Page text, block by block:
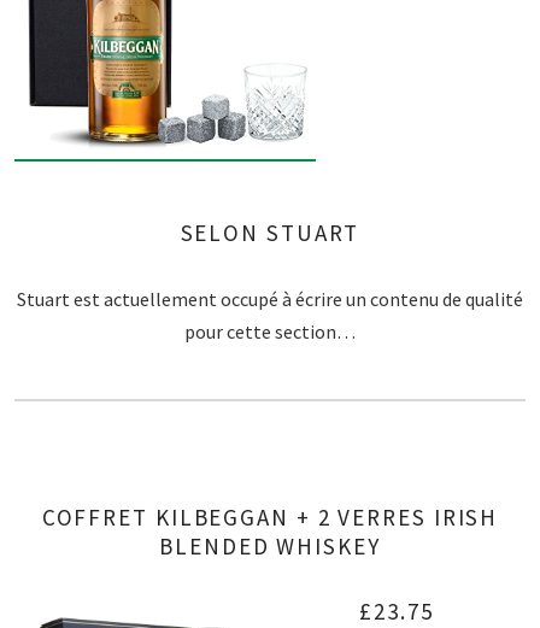
SELON STUART
Stuart est actuellement occupé à écrire un contenu de qualité
pour cette section…
COFFRET KILBEGGAN + 2 VERRES IRISH
BLENDED WHISKEY
£23.75